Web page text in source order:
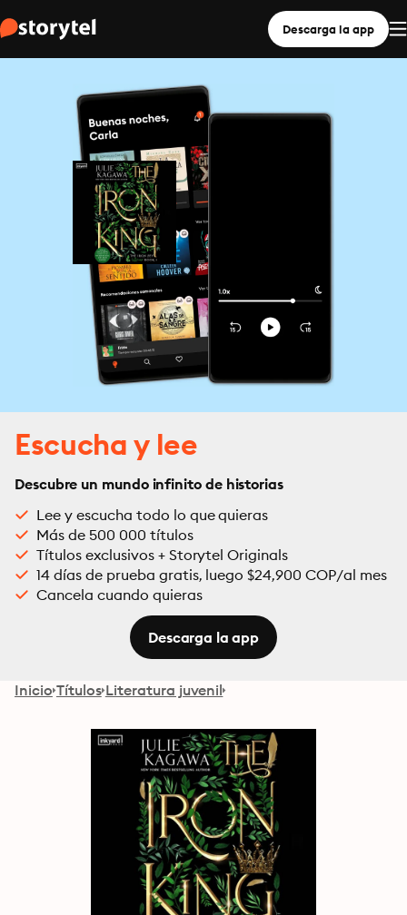
Descarga la app
Escucha y lee
Descubre un mundo infinito de historias
Lee y escucha todo lo que quieras
Más de 500 000 títulos
Títulos exclusivos + Storytel Originals
14 días de prueba gratis, luego $24,900 COP/al mes
Cancela cuando quieras
Descarga la app
Inicio Títulos Literatura juvenil